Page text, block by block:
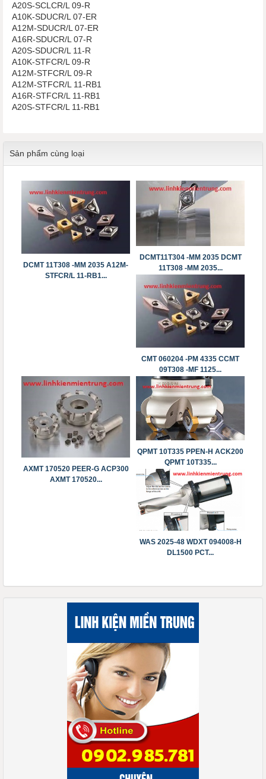
A20S-SCLCR/L 09-R
A10K-SDUCR/L 07-ER
A12M-SDUCR/L 07-ER
A16R-SDUCR/L 07-R
A20S-SDUCR/L 11-R
A10K-STFCR/L 09-R
A12M-STFCR/L 09-R
A12M-STFCR/L 11-RB1
A16R-STFCR/L 11-RB1
A20S-STFCR/L 11-RB1
Sản phẩm cùng loại
DCMT 11T308 -MM 2035 A12M-
STFCR/L 11-RB1...
DCMT11T304 -MM 2035 DCMT
11T308 -MM 2035...
CMT 060204 -PM 4335 CCMT
09T308 -MF 1125...
AXMT 170520 PEER-G ACP300
AXMT 170520...
QPMT 10T335 PPEN-H ACK200
QPMT 10T335...
WAS 2025-48 WDXT 094008-H
DL1500 PCT...